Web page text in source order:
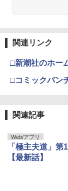
関連リンク
□新潮社のホー
□コミックバン
関連記事
Web/アプリ
「極主夫道」
【最新話】